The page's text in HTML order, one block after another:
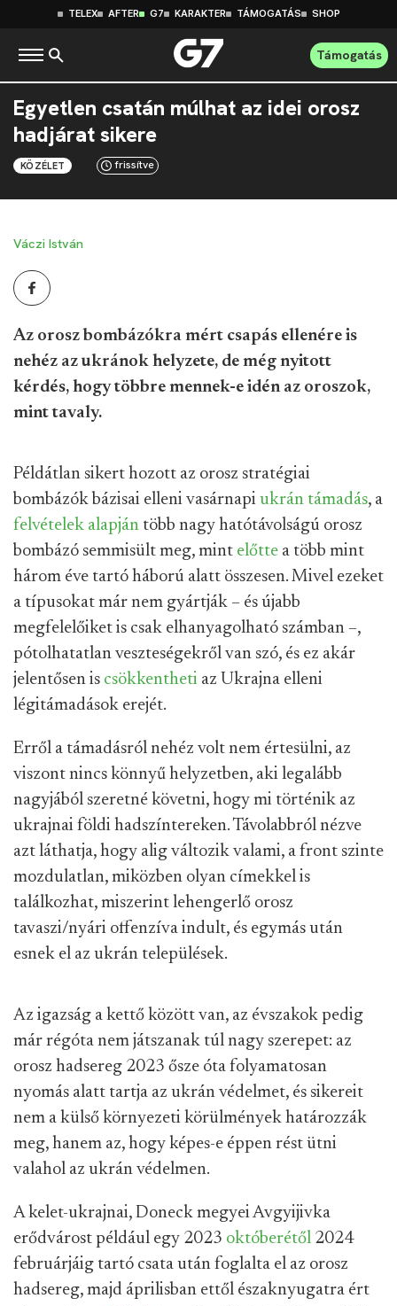
TELEX AFTER G7 KARAKTER TÁMOGATÁS SHOP
Támogatás
Egyetlen csatán múlhat az idei orosz
hadjárat sikere
KÖZÉLET frissítve
Váczi István
Az orosz bombázókra mért csapás ellenére is
nehéz az ukránok helyzete, de még nyitott
kérdés, hogy többre mennek-e idén az oroszok,
mint tavaly.
Példátlan sikert hozott az orosz stratégiai
bombázók bázisai elleni vasárnapi ukrán támadás, a
felvételek alapján több nagy hatótávolságú orosz
bombázó semmisült meg, mint előtte a több mint
három éve tartó háború alatt összesen. Mivel ezeket
a típusokat már nem gyártják – és újabb
megfelelőiket is csak elhanyagolható számban –,
pótolhatatlan veszteségekről van szó, és ez akár
jelentősen is csökkentheti az Ukrajna elleni
légitámadások erejét.
Erről a támadásról nehéz volt nem értesülni, az
viszont nincs könnyű helyzetben, aki legalább
nagyjából szeretné követni, hogy mi történik az
ukrajnai földi hadszíntereken. Távolabbról nézve
azt láthatja, hogy alig változik valami, a front szinte
mozdulatlan, miközben olyan címekkel is
találkozhat, miszerint lehengerlő orosz
tavaszi/nyári offenzíva indult, és egymás után
esnek el az ukrán települések.
Az igazság a kettő között van, az évszakok pedig
már régóta nem játszanak túl nagy szerepet: az
orosz hadsereg 2023 ősze óta folyamatosan
nyomás alatt tartja az ukrán védelmet, és sikereit
nem a külső környezeti körülmények határozzák
meg, hanem az, hogy képes-e éppen rést ütni
valahol az ukrán védelmen.
A kelet-ukrajnai, Doneck megyei Avgyijivka
erődvárost például egy 2023 októberétől 2024
februárjáig tartó csata után foglalta el az orosz
hadsereg, majd áprilisban ettől északnyugatra ért